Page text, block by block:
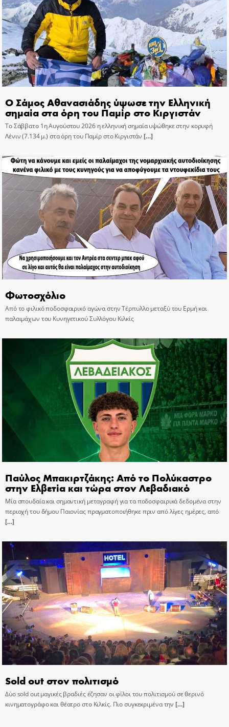
Ο Σάμος Αθανασιάδης ύψωσε την Ελληνική
σημαία στα όρη του Παμίρ στο Κιργιστάν
Το Σάββατο 1η Αυγούστου 2026 η ελληνική σημαία υψώθηκε στην κορυφή
Λένιν (7.134 μ.) στα όρη του Παμίρ στο Κιργιστάν […]
Φωτοσχόλιο
Από το φιλικό ποδοσφαιρικό αγώνα στην Τέρπυλλο μεταξύ του Ερμή και
παλαιμάχων του Κυνηγετικού Συλλόγου Κιλκίς
Παύλος Μπακιρτζάκης: Από το Πολύκαστρο
στην Ελβετία και τώρα στον Λεβαδιακό
Μία σπουδαία και σημαντική μεταγραφή για τα ποδοσφαιρικά δεδομένα στην
περιοχή του δήμου Παιονίας πραγματοποιήθηκε πριν από λίγες ημέρες, από
[…]
Sold out στον πολιτισμό
Δύο sold out μαγικές βραδιές έζησαν οι φίλοι του πολιτισμού σε θερινό
κινηματογράφο και θέατρο στο Κιλκίς. Πιο συγκεκριμένα την […]